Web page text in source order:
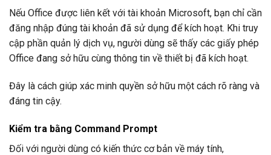
Nếu Office được liên kết với tài khoản Microsoft, bạn chỉ cần
đăng nhập đúng tài khoản đã sử dụng để kích hoạt. Khi truy
cập phần quản lý dịch vụ, người dùng sẽ thấy các giấy phép
Office đang sở hữu cùng thông tin về thiết bị đã kích hoạt.
Đây là cách giúp xác minh quyền sở hữu một cách rõ ràng và
đáng tin cậy.
Kiểm tra bằng Command Prompt
Đối với người dùng có kiến thức cơ bản về máy tính,